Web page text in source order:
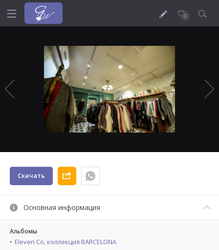
0
Скачать
Основная информация
Альбомы
Eleven Co, коллекция BARCELONA